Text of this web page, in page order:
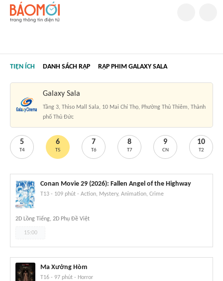
TIỆN ÍCH DANH SÁCH RẠP RẠP PHIM GALAXY SALA
Galaxy Sala
Tầng 3, Thiso Mall Sala, 10 Mai Chí Thọ, Phường Thủ Thiêm, Thành
phố Thủ Đức
5
T4
6
T5
7
T6
8
T7
9
CN
10
T2
Conan Movie 29 (2026): Fallen Angel of the Highway
T13 - 109 phút - Action, Mystery, Animation, Crime
2D Lồng Tiếng, 2D Phụ Đề Việt
15:00
Ma Xưởng Hòm
T16 - 97 phút - Horror